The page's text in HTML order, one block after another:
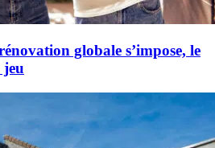
globale s’impose, le
jeu